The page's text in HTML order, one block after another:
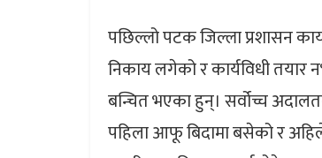
पछिल्लो पटक जिल्ला प्रशासन
निकाय लगेको र कार्यविधी तयार
बन्चित भएका हुन्। सर्वोच्च
पहिला आफू बिदामा बसेको र